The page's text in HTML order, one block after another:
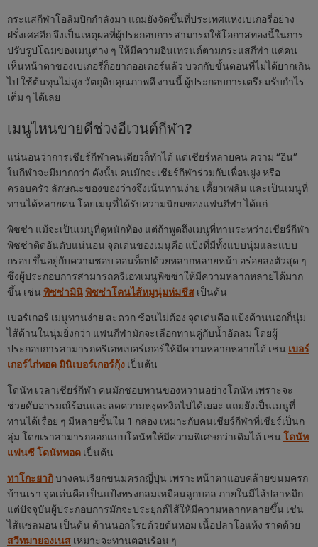
กระแสกีฬาโอลิมปิกกำลังมา แถมยังจัดขึ้นที่ประเทศแห่งเบเกอรี่อย่าง
ฝรั่งเศสอีก จึงเป็นเหตุผลที่ผู้ประกอบการสามารถใช้โอกาสทองนี้ในการ
ปรับรูปโฉมของเมนูต่าง ๆ ให้มีความอินเทรนด์ตามกระแสกีฬา แค่คน
เห็นหน้าตาของเบเกอรี่ก็อยากออเดอร์แล้ว บวกกับขั้นตอนที่ไม่ได้ยากเกิน
ไป ใช้ต้นทุนไม่สูง วัตถุดิบคุณภาพดี งานนี้ ผู้ประกอบการเตรียมรับกำไร
เต็ม ๆ ได้เลย
เมนูไหนขายดีช่วงอีเวนต์กีฬา?
แน่นอนว่าการเชียร์กีฬาคนเดียวก็ทำได้ แต่เชียร์หลายคน ความ “อิน”
ในกีฬาจะมีมากกว่า ดังนั้น คนมักจะเชียร์กีฬาร่วมกับเพื่อนฝูง หรือ
ครอบครัว ลักษณะของของว่างจึงเน้นทานง่าย เคี้ยวเพลิน และเป็นเมนูที่
ทานได้หลายคน โดยเมนูที่ได้รับความนิยมของแฟนกีฬา ได้แก่
พิซซ่า แม้จะเป็นเมนูที่ดูหนักท้อง แต่ถ้าพูดถึงเมนูที่ทานระหว่างเชียร์กีฬา
พิซซ่าติดอันดับแน่นอน จุดเด่นของเมนูคือ แป้งที่มีทั้งแบบนุ่มและแบบ
กรอบ ขึ้นอยู่กับความชอบ ออนท็อปด้วยหลากหลายหน้า อร่อยลงตัวสุด ๆ
ซึ่งผู้ประกอบการสามารถครีเอทเมนูพิซซ่าให้มีความหลากหลายได้มาก
ขึ้น เช่น พิซซ่ามินิพิซซ่าโคนไส้หมูนุ่มห่มชีส เป็นต้น
เบอร์เกอร์ เมนูทานง่าย สะดวก ช้อนไม่ต้อง จุดเด่นคือ แป้งด้านนอกก็นุ่ม
ไส้ด้านในนุ่มยิ่งกว่า แฟนกีฬามักจะเลือกทานคู่กับน้ำอัดลม โดยผู้
ประกอบการสามารถครีเอทเบอร์เกอร์ให้มีความหลากหลายได้ เช่น เบอร์
เกอร์ไก่ทอด มินิเบอร์เกอร์กุ้ง เป็นต้น
โดนัท เวลาเชียร์กีฬา คนมักชอบทานของหวานอย่างโดนัท เพราะจะ
ช่วยดับอารมณ์ร้อนและลดความหงุดหงิดไปได้เยอะ แถมยังเป็นเมนูที่
ทานได้เรื่อย ๆ มีหลายชิ้นใน 1 กล่อง เหมาะกับคนเชียร์กีฬาที่เชียร์เป็นก
ลุ่ม โดยเราสามารถออกแบบโดนัทให้มีความพิเศษกว่าเดิมได้ เช่น โดนัท
แฟนซีโดนัททอด เป็นต้น
ทาโกะยากิบางคนเรียกขนมครกญี่ปุ่น เพราะหน้าตาแอบคล้ายขนมครก
บ้านเรา จุดเด่นคือ เป็นแป้งทรงกลมเหมือนลูกบอล ภายในมีไส้ปลาหมึก
แต่ปัจจุบันผู้ประกอบการมักจะประยุกต์ไส้ให้มีความหลากหลายขึ้น เช่น
ไส้แซลมอน เป็นต้น ด้านนอกโรยด้วยต้นหอม เนื้อปลาโอแห้ง ราดด้วย
สวีทมายองเนส เหมาะจะทานตอนร้อน ๆ